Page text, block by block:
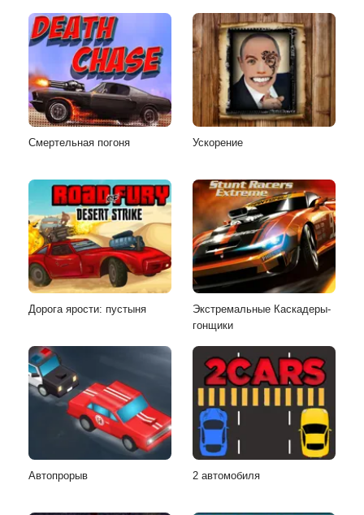
Смертельная погоня Ускорение
Дорога ярости: пустыня
Экстремальные Каскадеры-
гонщики
Автопрорыв 2 автомобиля